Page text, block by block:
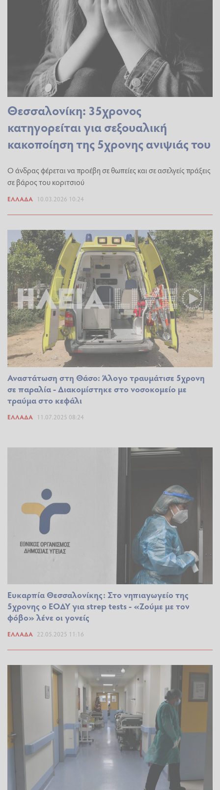
Θεσσαλονίκη: 35χρονος
κατηγορείται για σεξουαλική
κακοποίηση της 5χρονης ανιψιάς του
Ο άνδρας φέρεται να προέβη σε θωπείες και σε ασελγείς πράξεις
σε βάρος του κοριτσιού
ΕΛΛΆΔΑ 10.03.2026 10:24
Αναστάτωση στη Θάσο: Άλογο τραυμάτισε 5χρονη
σε παραλία - Διακομίστηκε στο νοσοκομείο με
τραύμα στο κεφάλι
ΕΛΛΆΔΑ 11.07.2025 08:24
Ευκαρπία Θεσσαλονίκης: Στο νηπιαγωγείο της
5χρονης ο ΕΟΔΥ για strep tests - «Ζούμε με τον
φόβο» λένε οι γονείς
ΕΛΛΆΔΑ 22.05.2025 11:16